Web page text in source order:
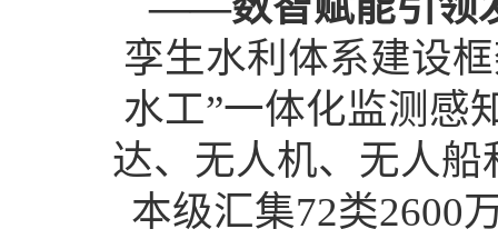
孪生水利体系建设
水工”一体化监测感
达、无人机、无人
本级汇集72类2600